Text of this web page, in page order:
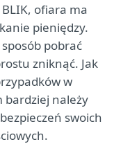
ofiara ma
pieniędzy.
pobrać
zniknąć. Jak
w
bardziej należy
swoich